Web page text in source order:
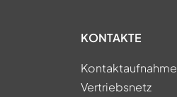
KONTAKTE
Kontaktaufnahme
Vertriebsnetz